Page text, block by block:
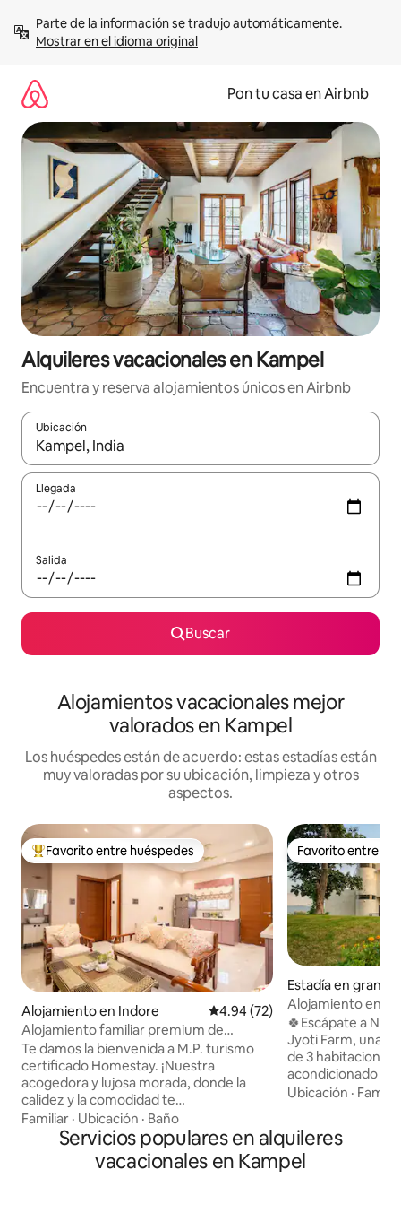
contenidoMostrar en el idioma original
Pon tu casa en Airbnb
Alquileres vacacionales en Kampel
Encuentra y reserva alojamientos únicos en Airbnb
Ubicación
Cuando los resultados estén disponibles, navega con las
Llegada
Salida
Buscar
Alojamientos vacacionales mejor
valorados en Kampel
Los huéspedes están de acuerdo: estas estadías están
muy valoradas por su ubicación, limpieza y otros
aspectos.
Favorito entre huéspedes preferido
Favorito entre huéspedes
Alojamiento en Indore Calificación promedio: 4.94 de
4.94 (72)
Alojamiento familiar premium de
2 habitaciones y cocina con estrellas,
seguro y céntrico
Te damos la bienvenida a M.P. turismo
certificado Homestay. ¡Nuestra
acogedora y lujosa morada, donde la
calidez y la comodidad te
esperan!Nuestro espacio se distingue
por su combinación perfecta de
comodidades modernas y encanto
hogareño. La casa de familia cuenta con
Familiar · Ubicación · Baño
Favorito entre
Favorito entre
Estadía en granja
Alojamiento en
Seguridad 24
Aire
habitaciones
🍀Escápate a
Jyoti Farm, una
de 3 habitaciones
acondicionado en
y rodeada de
(guardia y
🛕 Base perfecta
Ubicación ·
Servicios populares en alquileres
vacacionales en Kampel